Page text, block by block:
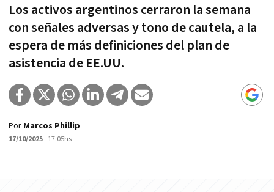
Los activos argentinos cerraron la semana
con señales adversas y tono de cautela, a la
espera de más definiciones del plan de
asistencia de EE.UU.
Por Marcos Phillip
17/10/2025- 17:05hs